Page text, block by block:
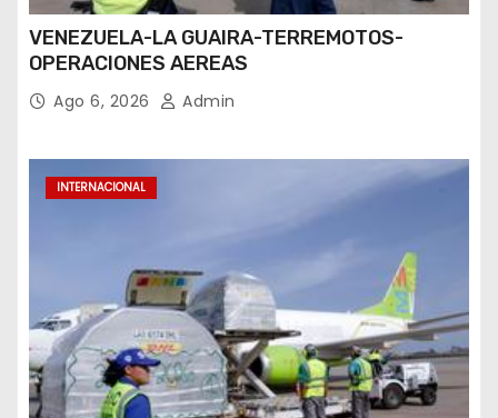
VENEZUELA-LA GUAIRA-TERREMOTOS-
OPERACIONES AEREAS
Ago 6, 2026 Admin
INTERNACIONAL